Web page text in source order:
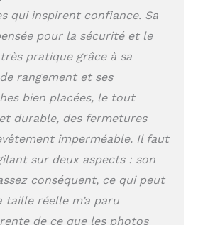
dos normal, il y a 2
poches à l'avant, mais
c'est un sac à dos, la
poche principale est
l'arrière, elle est très
pratique et sûre à
mettre vos objets
poche principale.
CARACTÉRISTIQUE
CONVERTIBLE: Ce sac à
dos est livré avec une
bandoulière amovible,
vous pouvez le porter
qui inspirent confiance. Sa
pour la sécurité et le
pratique grâce à sa
rangement et ses
bien placées, le tout
durable, des fermetures
imperméable. Il faut
sur deux aspects : son
conséquent, ce qui peut
taille réelle m’a paru
de ce que les photos